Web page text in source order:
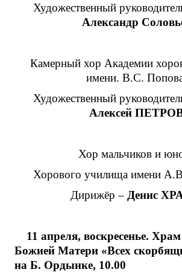
Художественный
Александр
Камерный хор Академии
имени. В.С.
Художественный
Алексей
Хор мальчиков и
Хорового училища имени
Дирижёр – Денис
11 апреля, воскресенье.
Божией Матери «Всех
на Б. Ордынке, 10.00